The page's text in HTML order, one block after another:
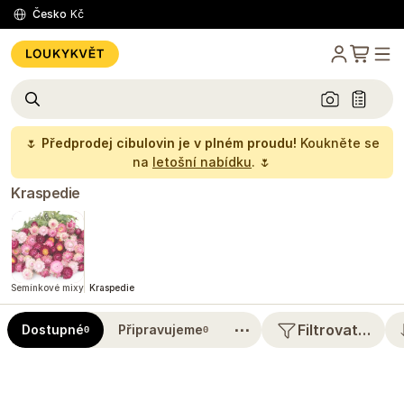
Česko Kč
🌷 Předprodej cibulovin je v plném proudu! Koukněte se
na letošní nabídku. 🌷
Kraspedie
Semínkové mixy Kraspedie
Dostupné0 Připravujeme0 ⋯ Filtrovat…